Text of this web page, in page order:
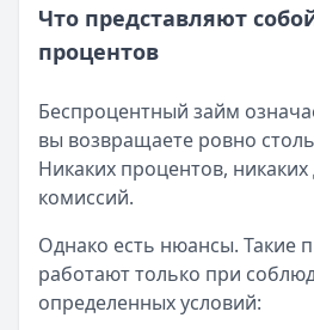
Категория:МФО
Читать новость
Кратко:В III квартале 2025 года
Опубликовано:5 декабря 2025 г.
Категория:МФО
Читать новость
Кратко:Авторизация через
Опубликовано:23 ноября 2025 г.
Категория:МФО
Что представляют
процентов
Беспроцентный займ
вы возвращаете ровно
Никаких процентов,
комиссий.
Однако есть нюансы. Такие
работают только при
определенных условий: